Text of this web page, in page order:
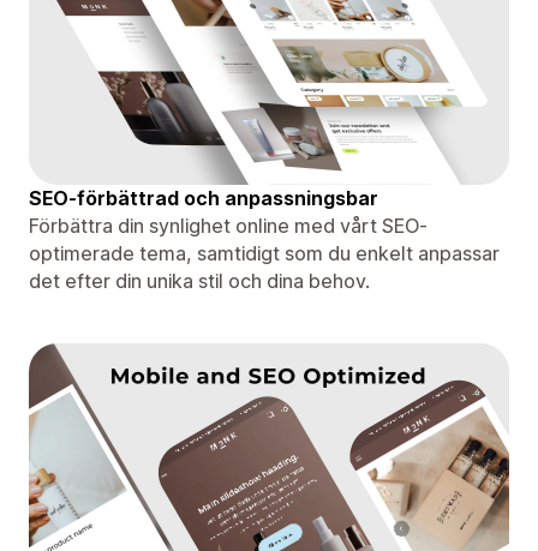
SEO-förbättrad och anpassningsbar
Förbättra din synlighet online med vårt SEO-
optimerade tema, samtidigt som du enkelt anpassar
det efter din unika stil och dina behov.